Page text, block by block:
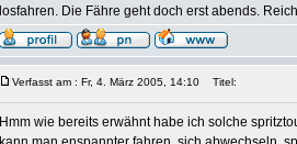
losfahren. Die Fähre geht doch erst abends.
Verfasst am : Fr, 4. März 2005, 14:10 Titel:
Hmm wie bereits erwähnt habe ich solche